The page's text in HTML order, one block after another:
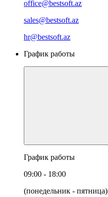
office@bestsoft.az
sales@bestsoft.az
hr@bestsoft.az
График работы
График работы
09:00 - 18:00
(понедельник - пятница)